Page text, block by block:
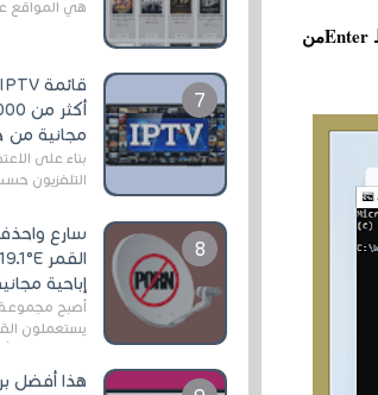
F10 معاً في نفس الوقت لتفتح نافذة موجه الأوامرCMD ثم اكتب في النافذة أمر "taskmgr" واضغط Enterمن
هي المواقع
التي تقدم
مجانية من
بناءً على
التلفزيون
سارع
إباحية
أصبح
وذلك بسبب
قنوات مميزة
هذا أفضل